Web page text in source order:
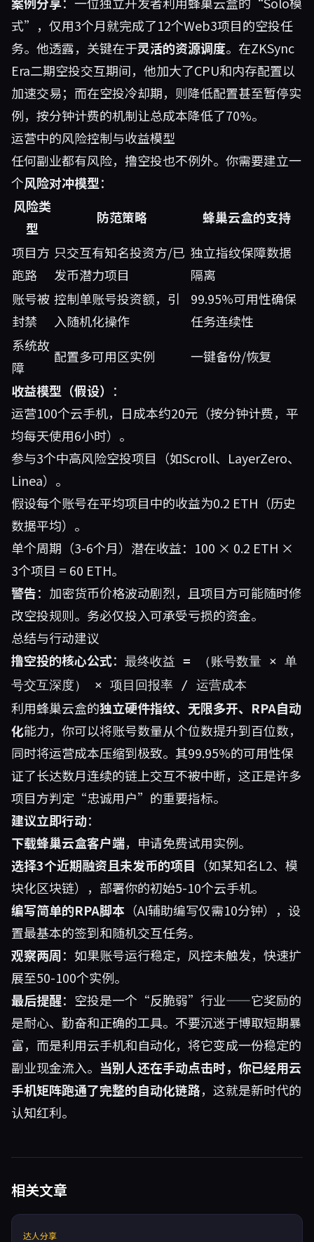
式”，仅用3个月就完成了12个Web3项目的空投任
务。他透露，关键在于灵活的资源调度。在ZKSync
Era二期空投交互期间，他加大了CPU和内存配置以
加速交易；而在空投冷却期，则降低配置甚至暂停实
例，按分钟计费的机制让总成本降低了70%。
运营中的风险控制与收益模型
任何副业都有风险，撸空投也不例外。你需要建立一
个风险对冲模型：
风险类
型
防范策略
蜂巢云盒的支持
项目方
跑路
只交互有知名投资方/已
发币潜力项目
独立指纹保障数据
隔离
账号被
封禁
控制单账号投资额，引
入随机化操作
99.95%可用性确保
任务连续性
系统故
障
配置多可用区实例
一键备份/恢复
收益模型（假设） ：
运营100个云手机，日成本约20元（按分钟计费，平
均每天使用6小时）。
参与3个中高风险空投项目（如Scroll、LayerZero、
Linea）。
假设每个账号在平均项目中的收益为0.2 ETH（历史
数据平均）。
单个周期（3-6个月）潜在收益：100 × 0.2 ETH ×
3个项目 = 60 ETH。
警告：加密货币价格波动剧烈，且项目方可能随时修
改空投规则。务必仅投入可承受亏损的资金。
总结与行动建议
撸空投的核心公式： 最终收益 = （账号数量 × 单
号交互深度） × 项目回报率 / 运营成本
利用蜂巢云盒的独立硬件指纹、无限多开、RPA自动
化能力，你可以将账号数量从个位数提升到百位数，
同时将运营成本压缩到极致。其99.95%的可用性保
证了长达数月连续的链上交互不被中断，这正是许多
项目方判定“忠诚用户”的重要指标。
建议立即行动：
下载蜂巢云盒客户端，申请免费试用实例。
选择3个近期融资且未发币的项目 （如某知名L2、模
块化区块链），部署你的初始5-10个云手机。
编写简单的RPA脚本 （AI辅助编写仅需10分钟），设
置最基本的签到和随机交互任务。
观察两周：如果账号运行稳定，风控未触发，快速扩
展至50-100个实例。
最后提醒：空投是一个“反脆弱”行业——它奖励的
是耐心、勤奋和正确的工具。不要沉迷于博取短期暴
富，而是利用云手机和自动化，将它变成一份稳定的
副业现金流入。 当别人还在手动点击时，你已经用云
手机矩阵跑通了完整的自动化链路，这就是新时代的
认知红利。
相关文章
达人分享